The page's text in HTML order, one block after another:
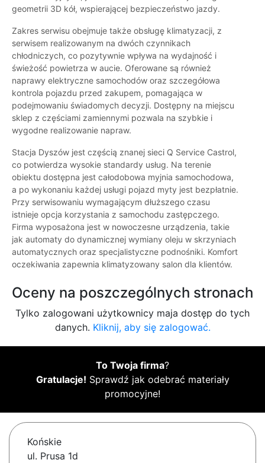
geometrii 3D kół, wspierającej bezpieczeństwo jazdy.
Zakres serwisu obejmuje także obsługę klimatyzacji, z
serwisem realizowanym na dwóch czynnikach
chłodniczych, co pozytywnie wpływa na wydajność i
świeżość powietrza w aucie. Oferowane są również
naprawy elektryczne samochodów oraz szczegółowa
kontrola pojazdu przed zakupem, pomagająca w
podejmowaniu świadomych decyzji. Dostępny na miejscu
sklep z częściami zamiennymi pozwala na szybkie i
wygodne realizowanie napraw.
Stacja Dyszów jest częścią znanej sieci Q Service Castrol,
co potwierdza wysokie standardy usług. Na terenie
obiektu dostępna jest całodobowa myjnia samochodowa,
a po wykonaniu każdej usługi pojazd myty jest bezpłatnie.
Przy serwisowaniu wymagającym dłuższego czasu
istnieje opcja korzystania z samochodu zastępczego.
Firma wyposażona jest w nowoczesne urządzenia, takie
jak automaty do dynamicznej wymiany oleju w skrzyniach
automatycznych oraz specjalistyczne podnośniki. Komfort
oczekiwania zapewnia klimatyzowany salon dla klientów.
Oceny na poszczególnych stronach
Tylko zalogowani użytkownicy maja dostęp do tych
danych. Kliknij, aby się zalogować.
To Twoja firma?
Gratulacje! Sprawdź jak odebrać materiały
promocyjne!
Końskie
ul. Prusa 1d